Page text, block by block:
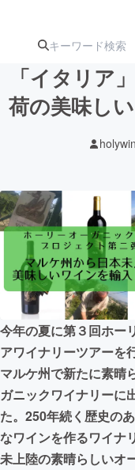
ターン
ジ
アート・
テクノロジ
映像・映画
ビジネス・
まちづく
CAMPFIRE for
CAMPFIREふ
「イタリア
荷の美味し
今年の夏に第３回ホー
アワイナリーツアーを
マルケ州で新たに素晴
ガニックワイナリーに
た。250年続く歴史の
なワインを作るワイナ
未上陸の素晴らしいオ